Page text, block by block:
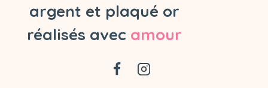
argent et plaqué or
réalisés avec amour